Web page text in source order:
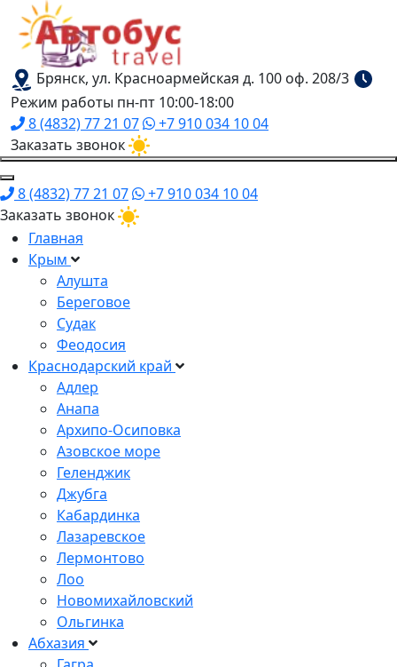
Брянск, ул. Красноармейская д. 100 оф. 208/3
Режим работы пн-пт 10:00-18:00
8 (4832) 77 21 07
+7 910 034 10 04
Заказать звонок
8 (4832) 77 21 07
+7 910 034 10 04
Заказать звонок
Главная
Крым
Алушта
Береговое
Судак
Феодосия
Краснодарский край
Адлер
Анапа
Архипо-Осиповка
Азовское море
Геленджик
Джубга
Кабардинка
Лазаревское
Лермонтово
Лоо
Новомихайловский
Ольгинка
Абхазия